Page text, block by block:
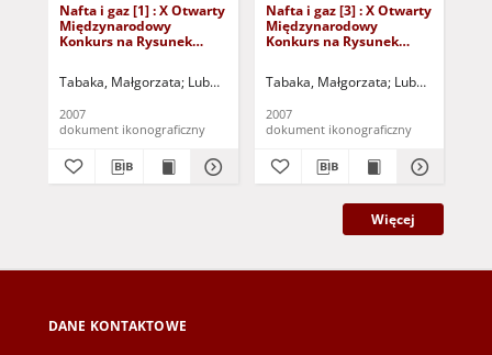
Nafta i gaz [1] : X Otwarty
Międzynarodowy
Konkurs na Rysunek
Tabaka, Małgorzata Lubuskie Stowarzyszenie Miłośników Działań
2007
dokument ikonograficzny
Nafta i gaz [3] : X Otwarty
Międzynarodowy
Konkurs na Rysunek
Tabaka, Małgorzata Lubuskie
2007
dokument ikonograficzny
Więcej
DANE KONTAKTOWE